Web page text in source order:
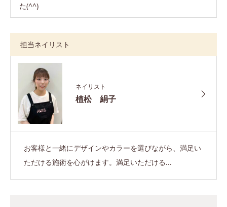
た(^^)
担当ネイリスト
ネイリスト
植松 絹子
お客様と一緒にデザインやカラーを選びながら、満足い
ただける施術を心がけます。満足いただける...